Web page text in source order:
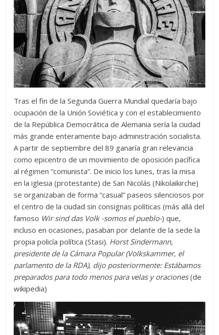
Tras el fin de la Segunda Guerra Mundial quedaría bajo
ocupación de la Unión Soviética y con el establecimiento
de la República Democrática de Alemania sería la ciudad
más grande enteramente bajo administración socialista.
A partir de septiembre del 89 ganaría gran relevancia
como epicentro de un movimiento de oposición pacífica
al régimen “comunista”. De inicio los lunes, tras la misa
en la iglesia (protestante) de San Nicolás (Nikolaikirche)
se organizaban de forma “casual” paseos silenciosos por
el centro de la ciudad sin consignas políticas (más allá del
famoso Wir sind das Volk -somos el pueblo-) que,
incluso en ocasiones, pasaban por delante de la sede la
propia policía política (Stasi). Horst Sindermann,
presidente de la Cámara Popular (Volkskammer, el
parlamento de la RDA), dijo posteriormente: Estábamos
preparados para todo menos para velas y oraciones(de
wikipedia)